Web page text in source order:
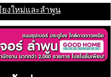
ยงใหม่และลำพูน